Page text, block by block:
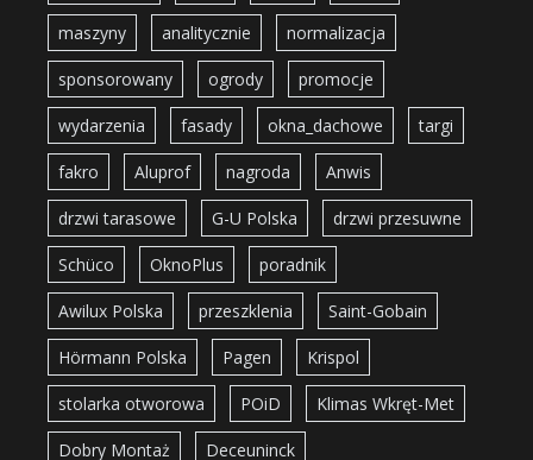
maszyny analitycznie normalizacja
sponsorowany ogrody promocje
wydarzenia fasady okna_dachowe targi
fakro Aluprof nagroda Anwis
drzwi tarasowe G-U Polska drzwi przesuwne
Schüco OknoPlus poradnik
Awilux Polska przeszklenia Saint-Gobain
Hörmann Polska Pagen Krispol
stolarka otworowa POiD Klimas Wkręt-Met
Dobry Montaż Deceuninck